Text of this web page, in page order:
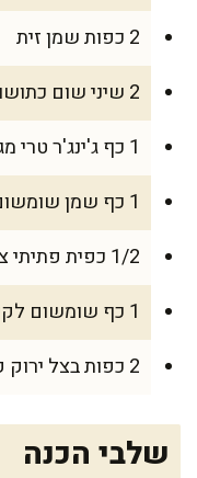
2 כפות שמן זית
2 שיני שום כתושות
1 כף ג'ינג'ר טרי מגורד
1 כף שמן שומשום
1/2 כפית פתיתי צ'ילי (אופציונלי, לאוהבי החריף)
1 כף שומשום לקישוט
2 כפות בצל ירוק קצוץ לקישוט
שלבי הכנה